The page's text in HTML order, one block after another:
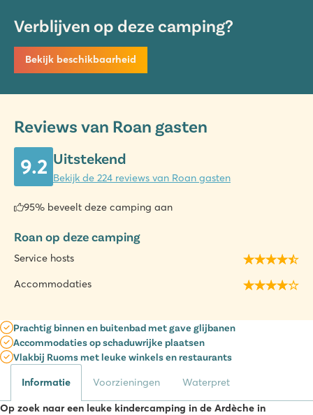
Verblijven op deze camping?
Bekijk beschikbaarheid
Reviews van Roan gasten
9.2 Uitstekend
Bekijk de 224 reviews van Roan gasten
95% beveelt deze camping aan
Roan op deze camping
Service hosts
Accommodaties
Prachtig binnen en buitenbad met gave glijbanen
Accommodaties op schaduwrijke plaatsen
Vlakbij Ruoms met leuke winkels en restaurants
Informatie Voorzieningen Waterpret
Op zoek naar een leuke kindercamping in de Ardèche in